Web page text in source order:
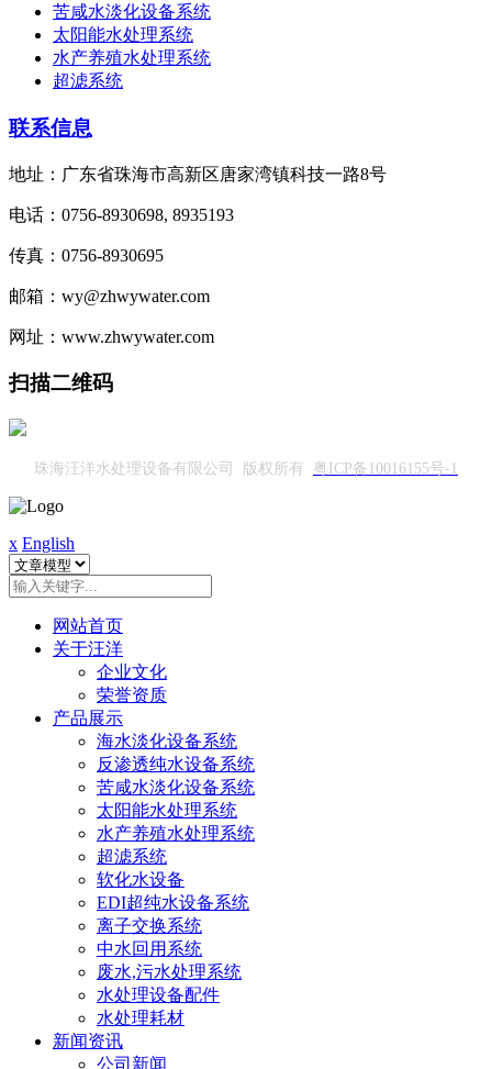
苦咸水淡化设备系统
太阳能水处理系统
水产养殖水处理系统
超滤系统
联系信息
地址：广东省珠海市高新区唐家湾镇科技一路8号
电话：0756-8930698, 8935193
传真：0756-8930695
邮箱：wy@zhwywater.com
网址：www.zhwywater.com
扫描二维码
珠海汪洋水处理设备有限公司 版权所有 粤ICP备10016155号-1
x English
网站首页
关于汪洋
企业文化
荣誉资质
产品展示
海水淡化设备系统
反渗透纯水设备系统
苦咸水淡化设备系统
太阳能水处理系统
水产养殖水处理系统
超滤系统
软化水设备
EDI超纯水设备系统
离子交换系统
中水回用系统
废水,污水处理系统
水处理设备配件
水处理耗材
新闻资讯
公司新闻